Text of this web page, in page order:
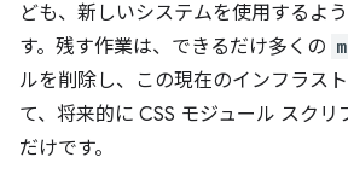
ども、新しいシステムを使用するよ
す。残す作業は、できるだけ多くの
ルを削除し、この現在のインフラス
て、将来的に CSS モジュール スクリ
だけです。